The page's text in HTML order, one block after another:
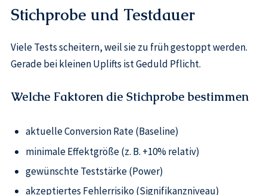
Stichprobe und Testdauer
Viele Tests scheitern, weil sie zu früh gestoppt werden.
Gerade bei kleinen Uplifts ist Geduld Pflicht.
Welche Faktoren die Stichprobe bestimmen
aktuelle Conversion Rate (Baseline)
minimale Effektgröße (z. B. +10% relativ)
gewünschte Teststärke (Power)
akzeptiertes Fehlerrisiko (Signifikanzniveau)